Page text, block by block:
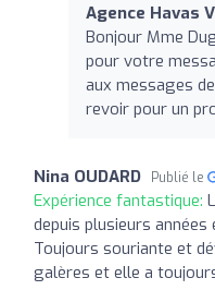
Agence Havas
Bonjour Mme
pour votre
aux messages
revoir pour un
Nina OUDARD Publié le
Expérience fantastique:
depuis plusieurs années
Toujours souriante et
galères et elle a